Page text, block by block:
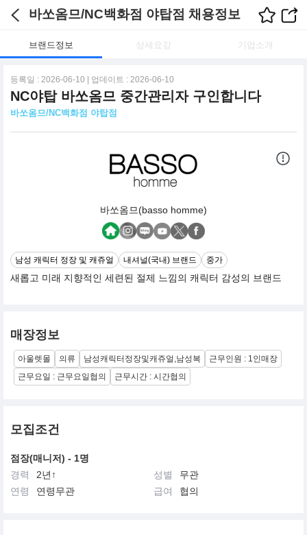
바쏘옴므/NC백화점 야탑점 채용정보
브랜드정보 상세요강 기업소개
등록일 : 2026-06-10 | 업데이트 : 2026-06-10
NC야탑 바쏘옴므 중간관리자 구인합니다
바쏘옴므/NC백화점 야탑점
바쏘옴므(basso homme)
남성 캐릭터 정장 및 캐쥬얼 내셔널(국내) 브랜드 중가
새롭고 미래 지향적인 세련된 절제 느낌의 캐릭터 감성의 브랜드
매장정보
아울렛몰 의류 남성캐릭터정장및캐쥬얼,남성복
근무인원 : 1인매장
근무요일 : 근무요일협의
근무시간 : 시간협의
모집조건
점장(매니저) - 1명
경력
2년↑ 성별
무관
연령
연령무관 급여 협의